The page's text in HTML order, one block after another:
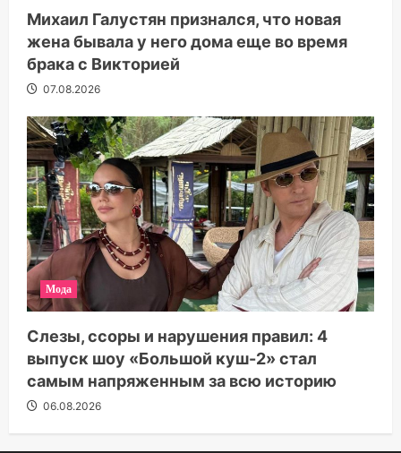
Михаил Галустян признался, что новая
жена бывала у него дома еще во время
брака с Викторией
07.08.2026
Мода
Слезы, ссоры и нарушения правил: 4
выпуск шоу «Большой куш-2» стал
самым напряженным за всю историю
06.08.2026